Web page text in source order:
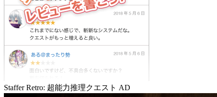
Staffer Retro: 超能力推理クエスト AD